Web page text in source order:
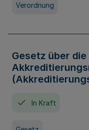
Verordnung
Gesetz über
In Kraft